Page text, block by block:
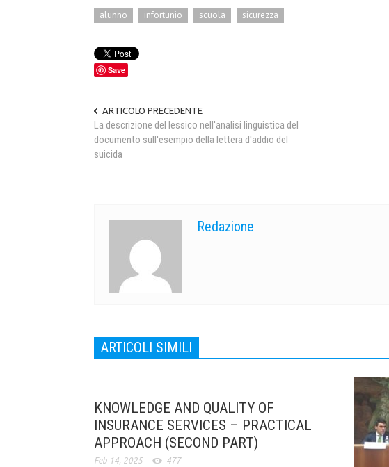
alunno infortunio scuola sicurezza
Save
ARTICOLO PRECEDENTE
La descrizione del lessico nell'analisi linguistica del
documento sull'esempio della lettera d'addio del
suicida
Redazione
ARTICOLI SIMILI
KNOWLEDGE AND QUALITY OF
INSURANCE SERVICES – PRACTICAL
APPROACH (SECOND PART)
Feb 14, 2025 477